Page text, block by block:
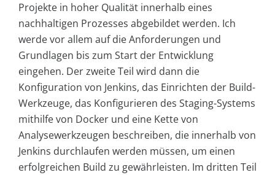
Projekte in hoher Qualität innerhalb eines
nachhaltigen Prozesses abgebildet werden. Ich
werde vor allem auf die Anforderungen und
Grundlagen bis zum Start der Entwicklung
eingehen. Der zweite Teil wird dann die
Konfiguration von Jenkins, das Einrichten der Build-
Werkzeuge, das Konfigurieren des Staging-Systems
mithilfe von Docker und eine Kette von
Analysewerkzeugen beschreiben, die innerhalb von
Jenkins durchlaufen werden müssen, um einen
erfolgreichen Build zu gewährleisten. Im dritten Teil